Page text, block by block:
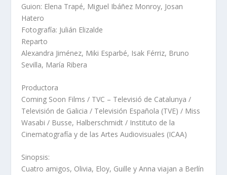
Guion: Elena Trapé, Miguel Ibáñez Monroy, Josan
Hatero
Fotografía: Julián Elizalde
Reparto
Alexandra Jiménez, Miki Esparbé, Isak Férriz, Bruno
Sevilla, María Ribera
Productora
Coming Soon Films / TVC – Televisió de Catalunya /
Televisión de Galicia / Televisión Española (TVE) / Miss
Wasabi / Busse, Halberschmidt / Instituto de la
Cinematografía y de las Artes Audiovisuales (ICAA)
Sinopsis:
Cuatro amigos, Olivia, Eloy, Guille y Anna viajan a Berlín